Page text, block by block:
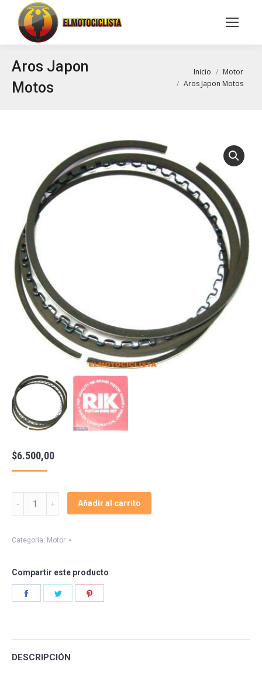
Buscar:
Aros Japon
Motos
Inicio
Motor
Aros Japon Motos
$6.500,00
quantity
Añadir al carrito
Categoría: Motor
Compartir este producto
DESCRIPCIÓN